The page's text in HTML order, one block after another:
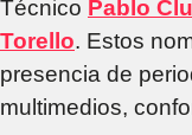
Técnico Pablo
Torello. Estos
presencia de
multimedios,